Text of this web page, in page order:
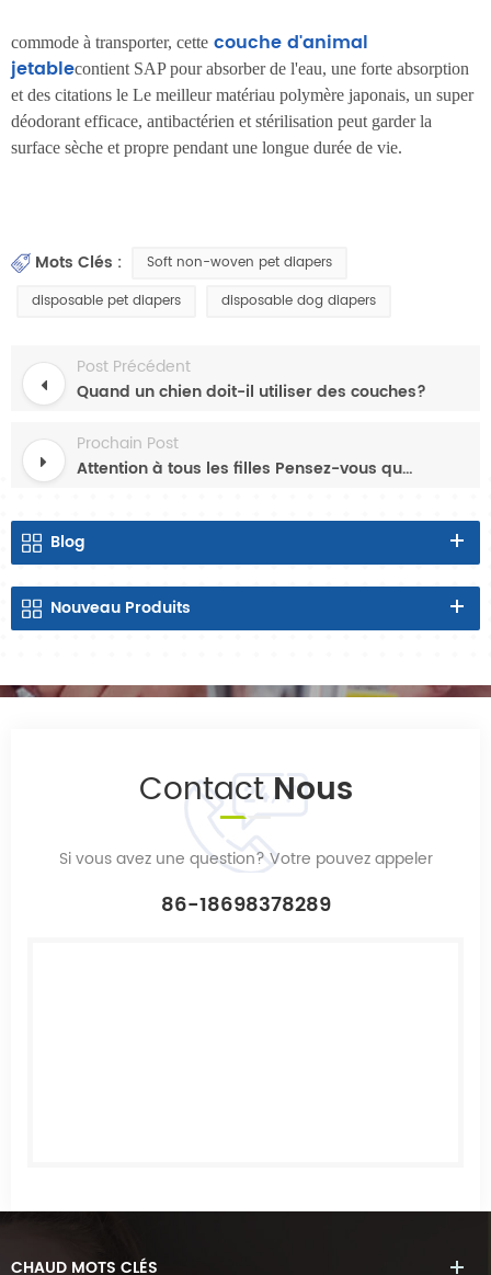
commode à transporter, cette couche d'animal
jetablecontient SAP pour absorber de l'eau, une forte absorption
et des citations le Le meilleur matériau polymère japonais, un super
déodorant efficace, antibactérien et stérilisation peut garder la
surface sèche et propre pendant une longue durée de vie.
Mots Clés :
Soft non-woven pet diapers
disposable pet diapers
disposable dog diapers
Post Précédent
Quand un chien doit-il utiliser des couches?
Prochain Post
Attention à tous les filles Pensez-vous que vos serviettes hygiéniques sont Safe?
Blog
Nouveau Produits
ContactNous
Si vous avez une question? Votre pouvez appeler
86-18698378289
CHAUD MOTS CLÉS